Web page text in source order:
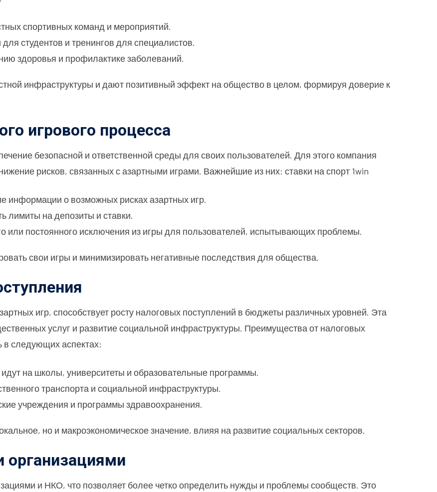
спортивных команд и мероприятий.
студентов и тренингов для специалистов.
здоровья и профилактике заболеваний.
инфраструктуры и дают позитивный эффект на общество в целом, формируя доверие к
игрового процесса
безопасной и ответственной среды для своих пользователей. Для этого компания
рисков, связанных с азартными играми. Важнейшие из них: ставки на спорт 1win
информации о возможных рисках азартных игр.
лимиты на депозиты и ставки.
или постоянного исключения из игры для пользователей, испытывающих проблемы.
свои игры и минимизировать негативные последствия для общества.
игр, способствует росту налоговых поступлений в бюджеты различных уровней. Эта
услуг и развитие социальной инфраструктуры. Преимущества от налоговых
в следующих аспектах:
идут на школы, университеты и образовательные программы.
транспорта и социальной инфраструктуры.
учреждения и программы здравоохранения.
но и макроэкономическое значение, влияя на развитие социальных секторов.
организациями
и НКО, что позволяет более четко определить нужды и проблемы сообществ. Это